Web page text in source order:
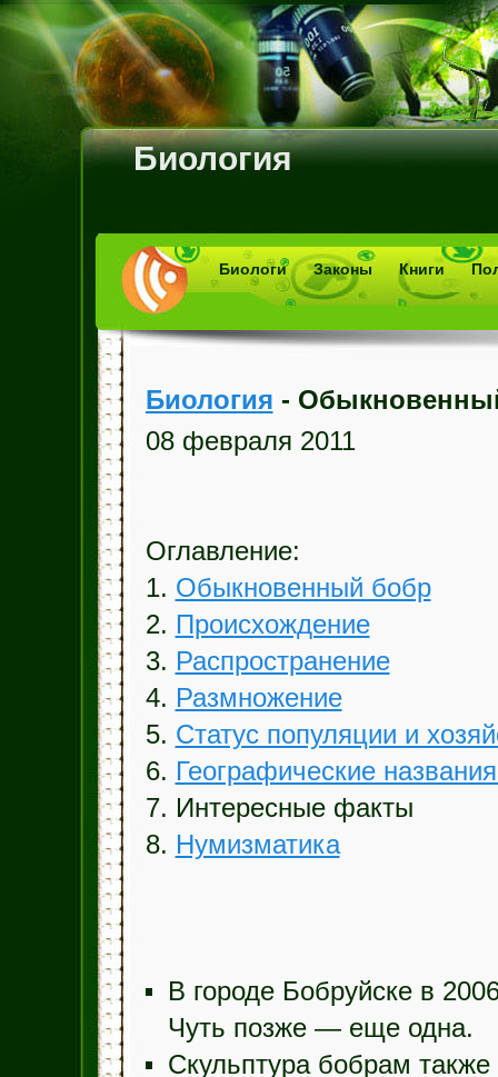
Биология
Биологи Законы Книги
Биология -
08 февраля 2011
Оглавление:
1. Обыкновенный бобр
2. Происхождение
3. Распространение
4. Размножение
5. Статус популяции и
6. Географические
7. Интересные факты
8. Нумизматика
В городе Бобруйске в
Чуть позже — еще одна.
Скульптура бобрам